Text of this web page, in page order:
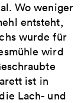
Wo weniger
entsteht,
wurde für
wird
ist in
Lach- und